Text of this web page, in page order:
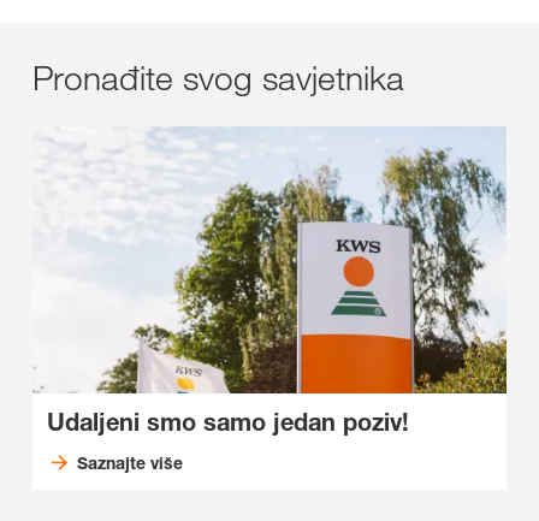
Pronađite svog savjetnika
Udaljeni smo samo jedan poziv!
Saznajte više